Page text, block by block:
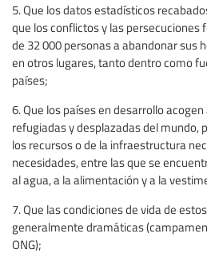
5. Que los datos estadísticos
que los conflictos y las persecuciones
de 32 000 personas a abandonar sus
en otros lugares, tanto dentro como
países;
6. Que los países en desarrollo acogen
refugiadas y desplazadas del mundo,
los recursos o de la infraestructura
necesidades, entre las que se
al agua, a la alimentación y a la
7. Que las condiciones de vida de
generalmente dramáticas
ONG);